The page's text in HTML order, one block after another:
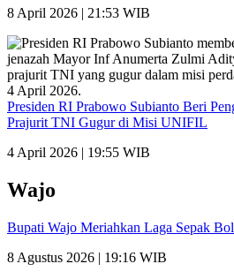
8 April 2026 | 21:53 WIB
Presiden RI Prabowo Subianto Beri
Prajurit TNI Gugur di Misi UNIFIL
4 April 2026 | 19:55 WIB
Wajo
Bupati Wajo Meriahkan Laga Sepak
8 Agustus 2026 | 19:16 WIB